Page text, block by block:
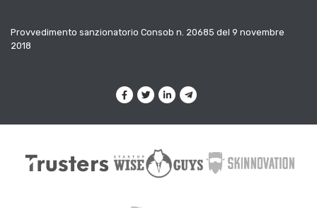
Provvedimento sanzionatorio Consob n. 20685 del 9 novembre
2018